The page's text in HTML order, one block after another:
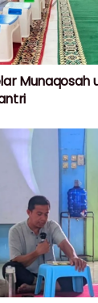
Munaqosah